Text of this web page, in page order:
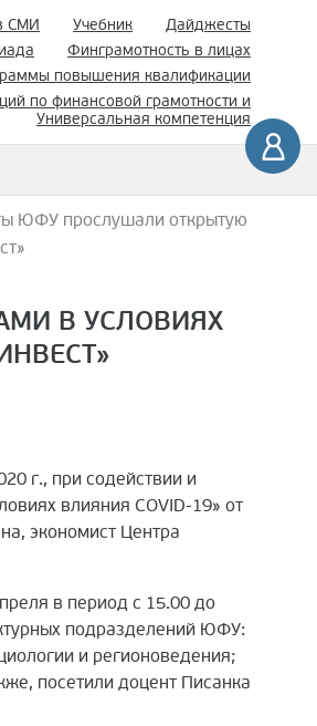
СМИ Учебник
Дайджесты
Финграмотность в лицах
повышения квалификации
по финансовой грамотности и
Универсальная компетенция
ЮФУ прослушали открытую
В УСЛОВИЯХ
г., при содействии и
влияния COVID-19» от
экономист Центра
в период с 15.00 до
подразделений ЮФУ:
и регионоведения;
посетили доцент Писанка